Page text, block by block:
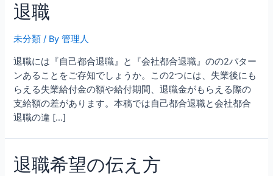
退職
未分類 / By管理人
退職には『自己都合退職』と『会社都合退職』のの2パター
ンあることをご存知でしょうか。この2つには、失業後にも
らえる失業給付金の額や給付期間、退職金がもらえる際の
支給額の差があります。本稿では自己都合退職と会社都合
退職の違 […]
退職希望の伝え方